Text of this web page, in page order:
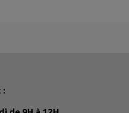
: